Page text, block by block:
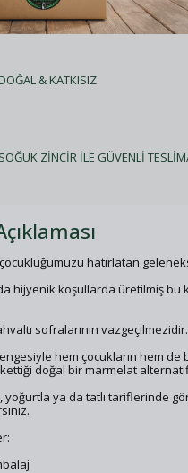
& KATKISIZ
SOĞUK ZİNCİR İLE GÜVENLİ
hatırlatan
hijyenik koşullarda üretilmiş bu
sofralarının vazgeçilmezidir.
hem çocukların hem de
doğal bir marmelat
yoğurtla ya da tatlı tariflerinde